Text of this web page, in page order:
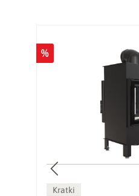
%
Kratki